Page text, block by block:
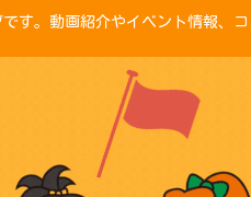
です。動画紹介やイベント情報